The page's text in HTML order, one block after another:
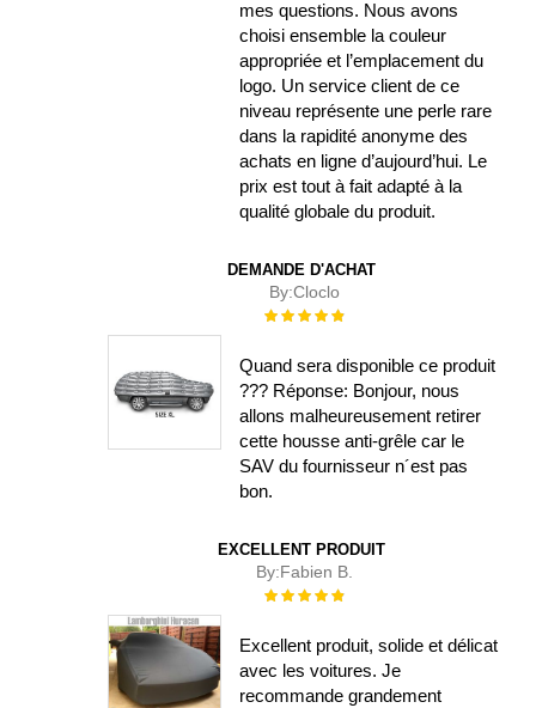
mes questions. Nous avons
choisi ensemble la couleur
appropriée et l’emplacement du
logo. Un service client de ce
niveau représente une perle rare
dans la rapidité anonyme des
achats en ligne d’aujourd’hui. Le
prix est tout à fait adapté à la
qualité globale du produit.
DEMANDE D'ACHAT
By:Cloclo
Évaluation :
Quand sera disponible ce produit
??? Réponse: Bonjour, nous
allons malheureusement retirer
cette housse anti-grêle car le
SAV du fournisseur n´est pas
bon.
EXCELLENT PRODUIT
By:Fabien B.
Évaluation :
Excellent produit, solide et délicat
avec les voitures. Je
recommande grandement